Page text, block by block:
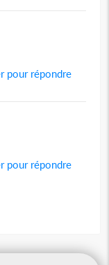
pour répondre
pour répondre